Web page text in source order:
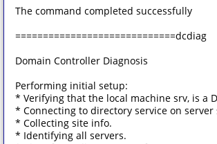
The command completed successfully
=============================dcdiag
Domain Controller Diagnosis
Performing initial setup:
* Verifying that the local machine srv, is a
* Connecting to directory service on server
* Collecting site info.
* Identifying all servers.